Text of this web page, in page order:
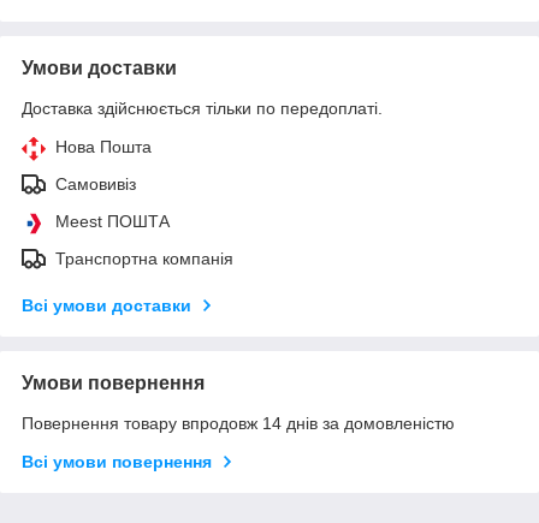
Умови доставки
Доставка здійснюється тільки по передоплаті.
Нова Пошта
Самовивіз
Meest ПОШТА
Транспортна компанія
Всі умови доставки
Умови повернення
Повернення товару впродовж 14 днів за домовленістю
Всі умови повернення